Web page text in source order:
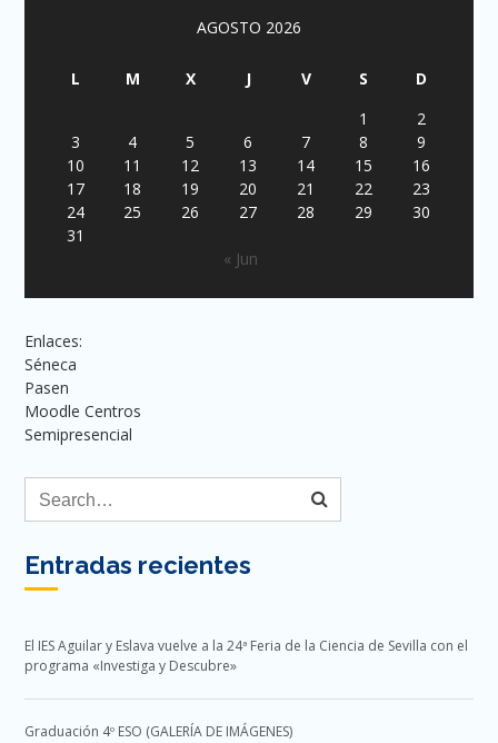
AGOSTO 2026
L M X J V S
D
1
2
3
4 5 6 7 8
9
10
11 12 13 14 15
16
17
18 19 20 21 22
23
24
25 26 27 28 29
30
31
« Jun
Enlaces:
Séneca
Pasen
Moodle Centros
Semipresencial
Entradas recientes
El IES Aguilar y Eslava vuelve a la 24ª Feria de la Ciencia de Sevilla con el
programa «Investiga y Descubre»
Graduación 4º ESO (GALERÍA DE IMÁGENES)